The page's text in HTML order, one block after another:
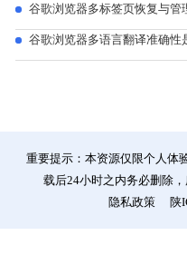
谷歌浏览器多标签页恢复与管
谷歌浏览器多语言翻译准确性
重要提示：本资源仅限个人体
载后24小时之内务必删除
隐私政策
陕